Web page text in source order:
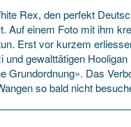
Rex, den perfekt
Auf einem Foto mit ihm
Erst vor kurzem
gewalttätigen
Grundordnung». Das
so bald nicht